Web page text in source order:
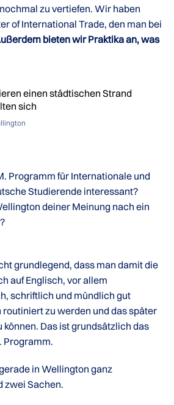
zu vertiefen. Wir haben
of International Trade, den man bei
bieten wir Praktika an, was
Programm für Internationale und
Studierende interessant?
deiner Meinung nach ein
grundlegend, dass man damit die
auf Englisch, vor allem
schriftlich und mündlich gut
zu werden und das später
Das ist grundsätzlich das
Programm.
in Wellington ganz
zwei Sachen.